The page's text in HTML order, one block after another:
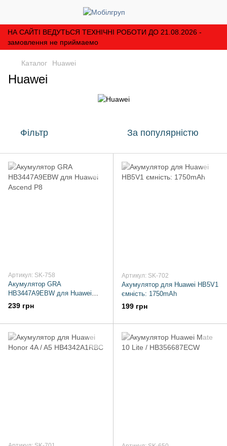
НА САЙТІ ВЕДУТЬСЯ ТЕХНІЧНІ РОБОТИ ДО 21.08.2026 -
замовлення не приймаемо
Каталог Huawei
Huawei
Фільтр За популярністю
Артикул: SK-758
Акумулятор GRA
HB3447A9EBW для Huawei
Ascend P8
239 грн
Артикул: SK-702
Акумулятор для Huawei HB5V1
ємність: 1750mAh
199 грн